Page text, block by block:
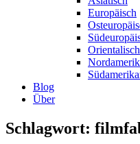
Europäisch
Orientalisch
Blog
Über
Schlagwort: